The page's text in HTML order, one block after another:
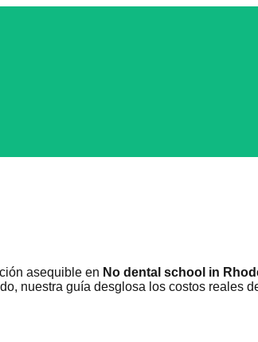
asequible en No dental school in
nuestra guía desglosa los costos reales